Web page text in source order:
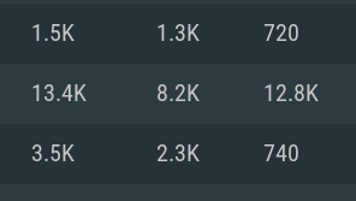
1.5K 1.3K 720
13.4K 8.2K 12.8K
3.5K 2.3K 740